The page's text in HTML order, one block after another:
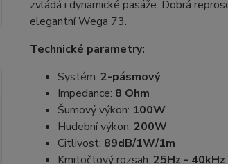
zvládá i dynamické pasáže. Dobrá
elegantní Wega 73.
Technické parametry:
Systém: 2-pásmový
Impedance: 8 Ohm
Šumový výkon: 100W
Hudební výkon: 200W
Citlivost: 89dB/1W/1m
Kmitočtový rozsah: 25Hz - 40kHz